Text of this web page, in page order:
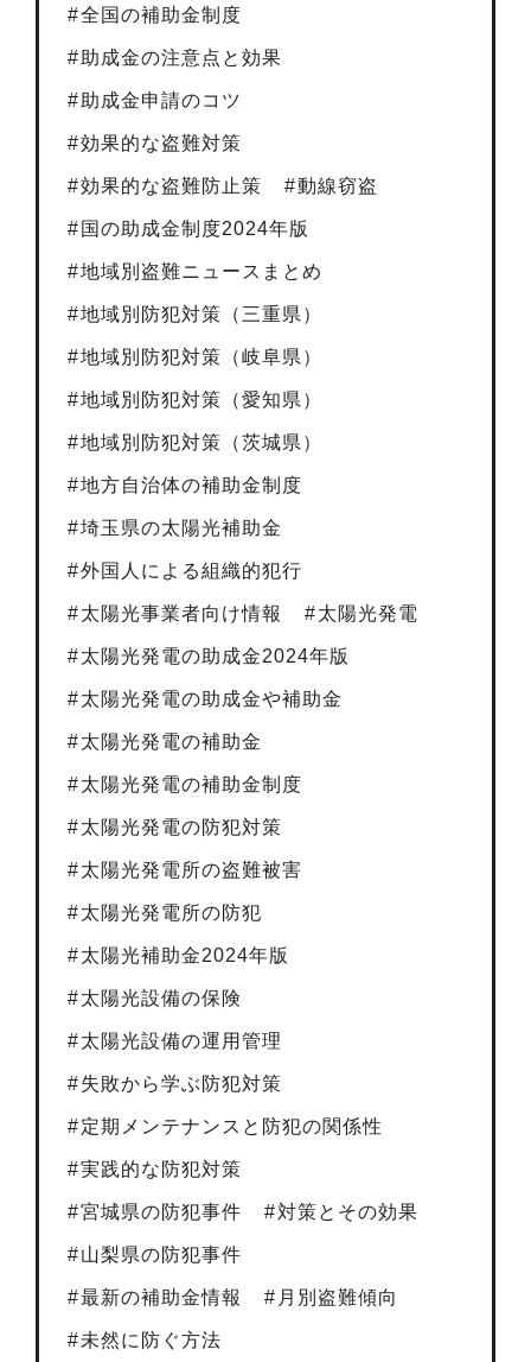
全国の補助金制度
助成金の注意点と効果
助成金申請のコツ
効果的な盗難対策
効果的な盗難防止策 動線窃盗
国の助成金制度2024年版
地域別盗難ニュースまとめ
地域別防犯対策（三重県）
地域別防犯対策（岐阜県）
地域別防犯対策（愛知県）
地域別防犯対策（茨城県）
地方自治体の補助金制度
埼玉県の太陽光補助金
外国人による組織的犯行
太陽光事業者向け情報 太陽光発電
太陽光発電の助成金2024年版
太陽光発電の助成金や補助金
太陽光発電の補助金
太陽光発電の補助金制度
太陽光発電の防犯対策
太陽光発電所の盗難被害
太陽光発電所の防犯
太陽光補助金2024年版
太陽光設備の保険
太陽光設備の運用管理
失敗から学ぶ防犯対策
定期メンテナンスと防犯の関係性
実践的な防犯対策
宮城県の防犯事件 対策とその効果
山梨県の防犯事件
最新の補助金情報 月別盗難傾向
未然に防ぐ方法